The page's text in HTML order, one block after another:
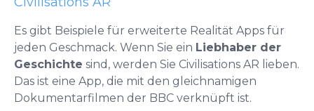
Es gibt Beispiele für erweiterte Realität Apps für
jeden Geschmack. Wenn Sie ein Liebhaber der
Geschichte sind, werden Sie Civilisations AR lieben.
Das ist eine App, die mit den gleichnamigen
Dokumentarfilmen der BBC verknüpft ist.